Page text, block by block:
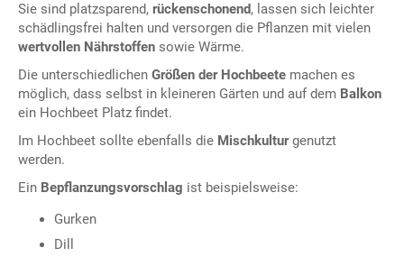
Sie sind platzsparend, rückenschonend, lassen sich leichter
schädlingsfrei halten und versorgen die Pflanzen mit vielen
wertvollen Nährstoffen sowie Wärme.
Die unterschiedlichen Größen der Hochbeete machen es
möglich, dass selbst in kleineren Gärten und auf dem Balkon
ein Hochbeet Platz findet.
Im Hochbeet sollte ebenfalls die Mischkulturgenutzt
werden.
Ein Bepflanzungsvorschlag ist beispielsweise:
Gurken
Dill